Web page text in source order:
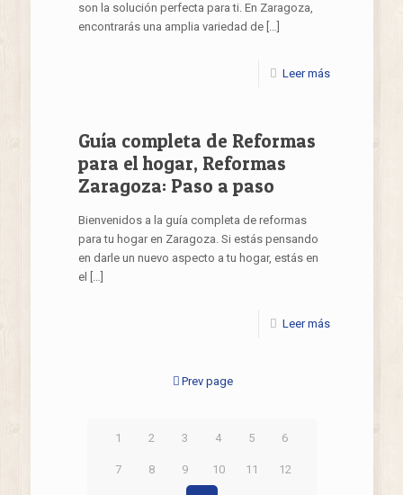
son la solución perfecta para ti. En Zaragoza,
encontrarás una amplia variedad de[…]
Leer más
Guía completa de Reformas
para el hogar, Reformas
Zaragoza: Paso a paso
Bienvenidos a la guía completa de reformas
para tu hogar en Zaragoza. Si estás pensando
en darle un nuevo aspecto a tu hogar, estás en
el
[…]
Leer más
Prev page
1 2 3 4 5 6
7 8 9 10 11 12